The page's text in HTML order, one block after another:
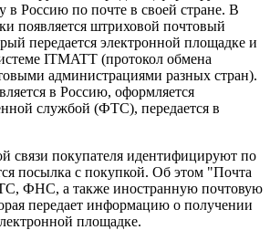
в Россию по почте в своей стране. В
появляется штриховой почтовый
передается электронной площадке и
ITMATT (протокол обмена
администрациями разных стран).
в Россию, оформляется
службой (ФТС), передается в
связи покупателя идентифицируют по
посылка с покупкой. Об этом "Почта
ФНС, а также иностранную почтовую
передает информацию о получении
площадке.